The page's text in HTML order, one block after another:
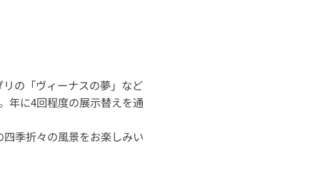
の「ヴィーナスの夢」など
年に4回程度の展示替えを通
季折々の風景をお楽しみい